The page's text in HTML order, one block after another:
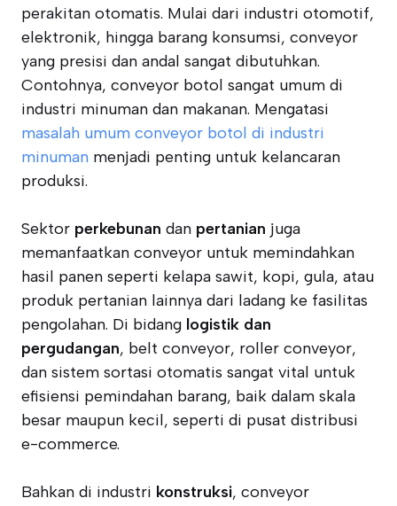
perakitan otomatis. Mulai dari industri otomotif,
elektronik, hingga barang konsumsi, conveyor
yang presisi dan andal sangat dibutuhkan.
Contohnya, conveyor botol sangat umum di
industri minuman dan makanan. Mengatasi
masalah umum conveyor botol di industri
minuman menjadi penting untuk kelancaran
produksi.
Sektor perkebunan dan pertanian juga
memanfaatkan conveyor untuk memindahkan
hasil panen seperti kelapa sawit, kopi, gula, atau
produk pertanian lainnya dari ladang ke fasilitas
pengolahan. Di bidang logistik dan
pergudangan, belt conveyor, roller conveyor,
dan sistem sortasi otomatis sangat vital untuk
efisiensi pemindahan barang, baik dalam skala
besar maupun kecil, seperti di pusat distribusi
e-commerce.
Bahkan di industri konstruksi, conveyor